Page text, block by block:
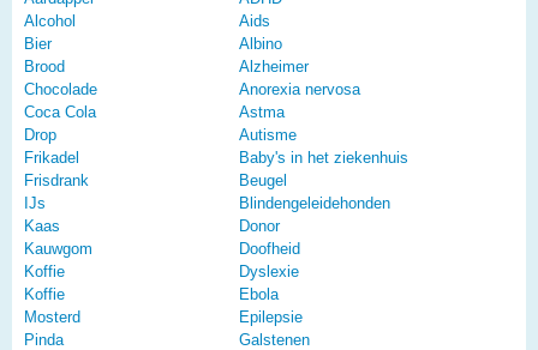
Alcohol
Bier
Brood
Chocolade
Coca Cola
Drop
Frikadel
Frisdrank
IJs
Kaas
Kauwgom
Koffie
Koffie
Mosterd
Pinda
Aids
Albino
Alzheimer
Anorexia nervosa
Astma
Autisme
Baby's in het ziekenhuis
Beugel
Blindengeleidehonden
Donor
Doofheid
Dyslexie
Ebola
Epilepsie
Galstenen